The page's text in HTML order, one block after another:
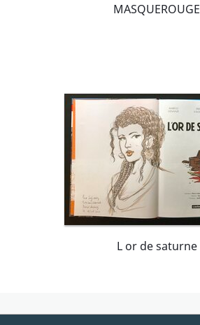
MASQUEROUGE
L or de saturne